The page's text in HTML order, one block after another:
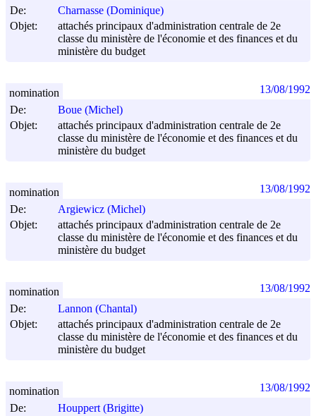
De:
Charnasse (Dominique)
Objet:
attachés principaux d'administration centrale de 2e
classe du ministère de l'économie et des finances et du
ministère du budget
De:
Boue (Michel)
Objet:
attachés principaux d'administration centrale de 2e
classe du ministère de l'économie et des finances et du
ministère du budget
nomination 13/08/1992
De:
Argiewicz (Michel)
Objet:
attachés principaux d'administration centrale de 2e
classe du ministère de l'économie et des finances et du
ministère du budget
nomination 13/08/1992
De:
Lannon (Chantal)
Objet:
attachés principaux d'administration centrale de 2e
classe du ministère de l'économie et des finances et du
ministère du budget
nomination 13/08/1992
De:
Houppert (Brigitte)
nomination 13/08/1992